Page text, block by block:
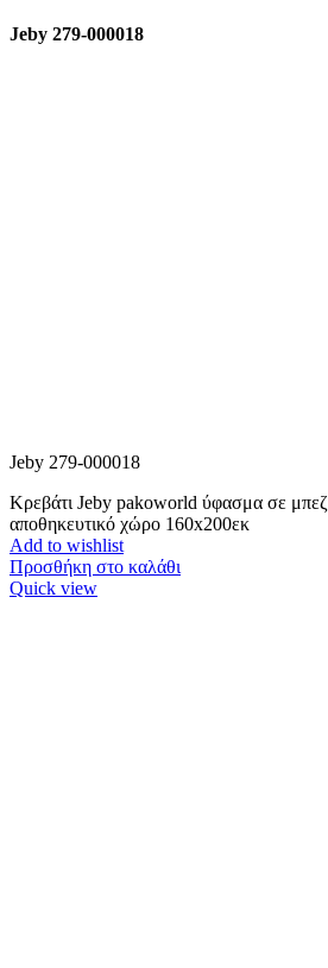
Jeby 279-000018
Jeby 279-000018
Κρεβάτι Jeby pakoworld ύφασμα σε
αποθηκευτικό χώρο 160x200εκ
Add to wishlist
Προσθήκη στο καλάθι
Quick view